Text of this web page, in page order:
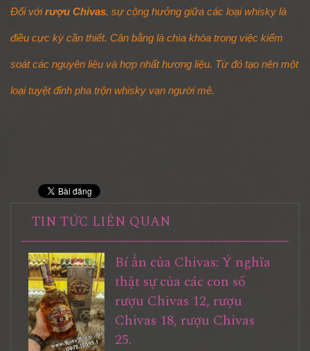
Đối vớirượu Chivas, sự cộng hưởng giữa các loại whisky là
điều cực kỳ cần thiết. Cân bằng là chìa khóa trong việc kiểm
soát các nguyên liệu và hợp nhất hương liệu. Từ đó tạo nên một
loại tuyệt đỉnh pha trộn whisky vạn người mê.
TIN TỨC LIÊN QUAN
Bí ẩn của Chivas: Ý nghĩa
thật sự của các con số
rượu Chivas 12, rượu
Chivas 18, rượu Chivas
25.